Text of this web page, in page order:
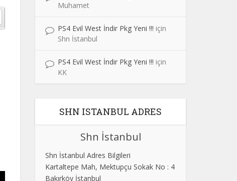
Muhamet
PS4 Evil West İndir Pkg Yeni !!! için
Shn İstanbul
PS4 Evil West İndir Pkg Yeni !!! için
KK
SHN ISTANBUL ADRES
Shn İstanbul
Shn İstanbul Adres Bilgileri
Kartaltepe Mah, Mektupçu Sokak No : 4
Bakırköy İstanbul